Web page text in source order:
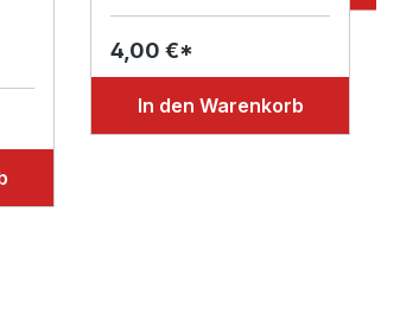
4,00 €*
In den Warenkorb